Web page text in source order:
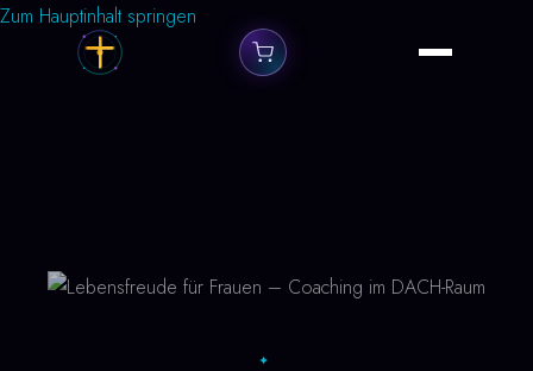
Zum Hauptinhalt springen
✦